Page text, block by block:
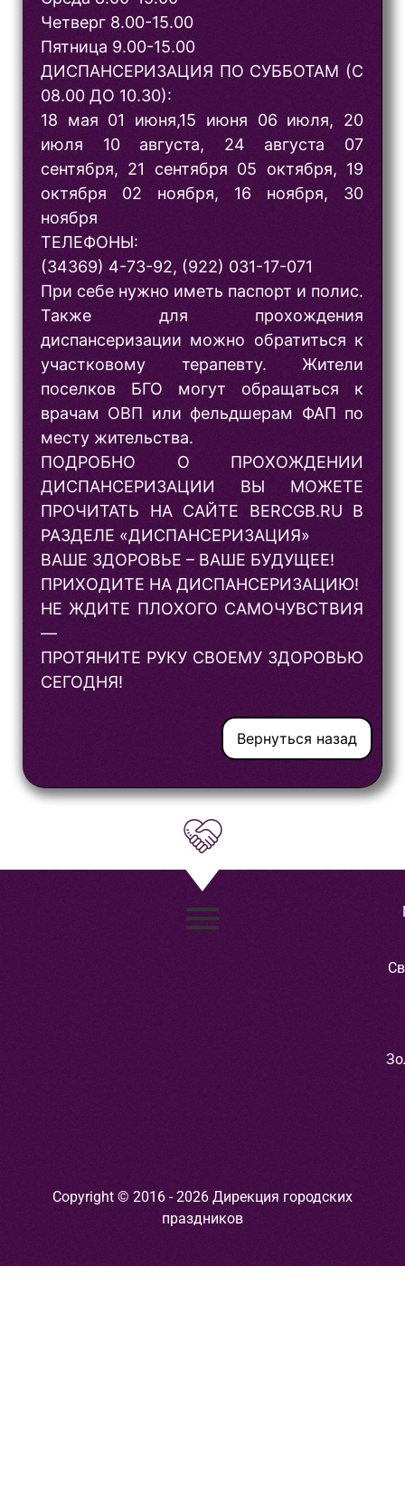
Четверг 8.00-15.00
Пятница 9.00-15.00
ДИСПАНСЕРИЗАЦИЯ ПО СУББОТАМ (С
08.00 ДО 10.30):
18 мая 01 июня,15 июня 06 июля, 20
июля 10 августа, 24 августа 07
сентября, 21 сентября 05 октября, 19
октября 02 ноября, 16 ноября, 30
ноября
ТЕЛЕФОНЫ:
(34369) 4-73-92, (922) 031-17-071
При себе нужно иметь паспорт и полис.
Также для прохождения
диспансеризации можно обратиться к
участковому терапевту. Жители
поселков БГО могут обращаться к
врачам ОВП или фельдшерам ФАП по
месту жительства.
ПОДРОБНО О ПРОХОЖДЕНИИ
ДИСПАНСЕРИЗАЦИИ ВЫ МОЖЕТЕ
ПРОЧИТАТЬ НА САЙТЕ BERCGB.RU В
РАЗДЕЛЕ «ДИСПАНСЕРИЗАЦИЯ»
ВАШЕ ЗДОРОВЬЕ – ВАШЕ БУДУЩЕЕ!
ПРИХОДИТЕ НА ДИСПАНСЕРИЗАЦИЮ!
НЕ ЖДИТЕ ПЛОХОГО САМОЧУВСТВИЯ
—
ПРОТЯНИТЕ РУКУ СВОЕМУ ЗДОРОВЬЮ
СЕГОДНЯ!
Вернуться назад
Copyright © 2016 - 2026 Дирекция городских
праздников